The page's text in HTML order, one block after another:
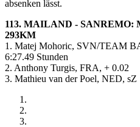
absenken lässt.
113. MAILAND - SANREMO:
293KM
1. Matej Mohoric, SVN/TEAM
6:27.49 Stunden
2. Anthony Turgis, FRA, + 0.02
3. Mathieu van der Poel, NED, sZ